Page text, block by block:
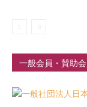
一般会員・賛助